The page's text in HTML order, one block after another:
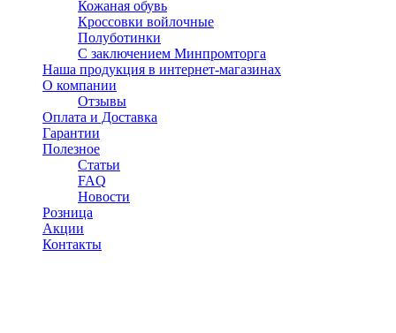
Кожаная обувь
Кроссовки войлочные
Полуботинки
C заключением Минпромторга
Наша продукция в интернет-магазинах
О компании
Отзывы
Оплата и Доставка
Гарантии
Полезное
Статьи
FAQ
Новости
Розница
Акции
Контакты